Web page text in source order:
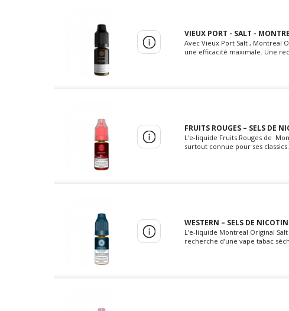
VIEUX PORT - SALT -
Avec Vieux Port Salt , Montreal
une efficacité maximale. Une
FRUITS ROUGES – SELS DE
L'e-liquide Fruits Rouges de
surtout connue pour ses
WESTERN – SELS DE
L’e-liquide Montreal Original
recherche d’une vape tabac